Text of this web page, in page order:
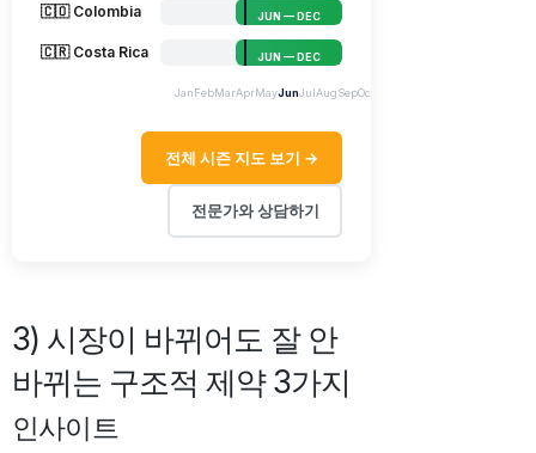
🇨🇴 Colombia JUN — DEC
🇨🇷 Costa Rica JUN — DEC
JanFebMarAprMayJunJulAugSepOct
전체 시즌 지도 보기 →
전문가와 상담하기
3) 시장이 바뀌어도 잘 안
바뀌는 구조적 제약 3가지
인사이트